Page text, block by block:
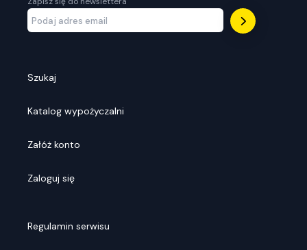
Szukaj
Katalog wypożyczalni
Załóż konto
Zaloguj się
Regulamin serwisu